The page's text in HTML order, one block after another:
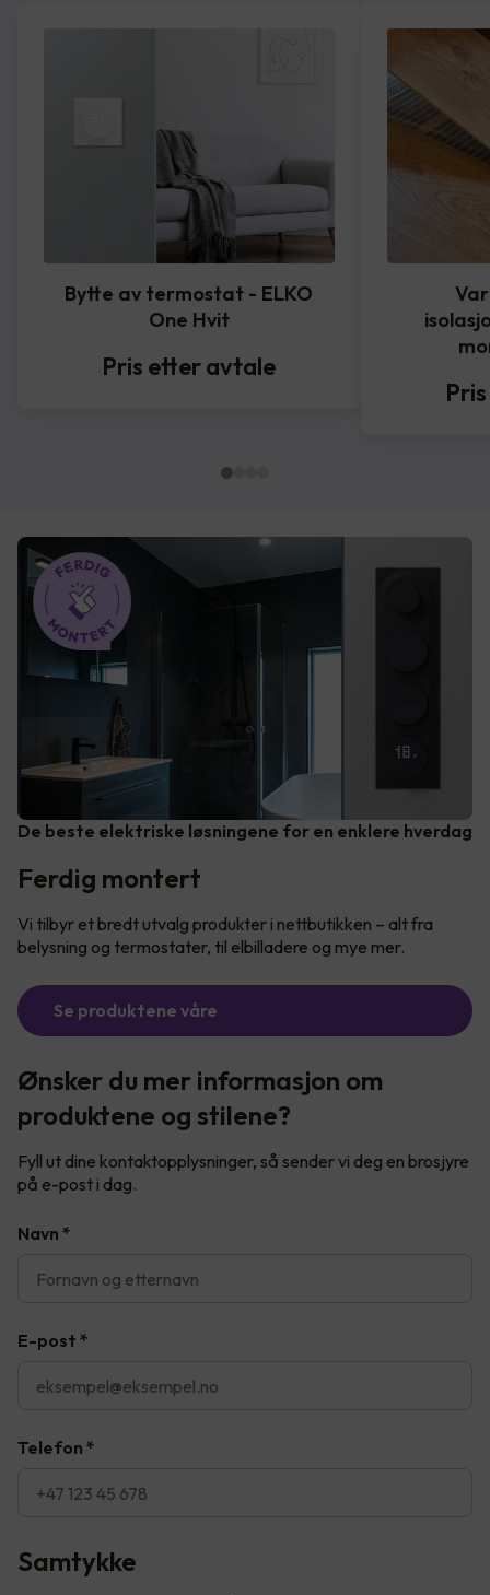
Bytte av termostat - ELKO
One Hvit
Pris etter avtale
De beste elektriske løsningene for en enklere hverdag
Ferdig montert
Vi tilbyr et bredt utvalg produkter i nettbutikken – alt fra
belysning og termostater, til elbilladere og mye mer.
Se produktene våre
Ønsker du mer informasjon om
produktene og stilene?
Fyll ut dine kontaktopplysninger, så sender vi deg en brosjyre
på e-post i dag.
Navn *
E-post *
Telefon *
Samtykke